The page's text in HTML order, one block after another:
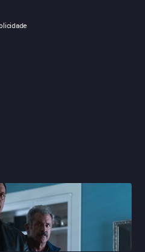
contar a história de um
da Europa Oriental